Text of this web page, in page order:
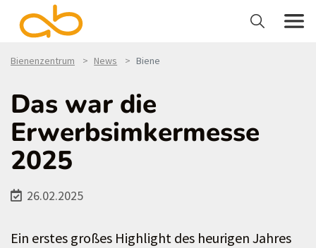
Bienenzentrum News Biene
Das war die
Erwerbsimkermesse
2025
26.02.2025
Ein erstes großes Highlight des heurigen Jahres